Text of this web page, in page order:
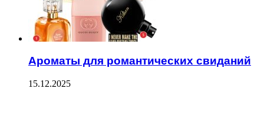
Ароматы для романтических свиданий
15.12.2025